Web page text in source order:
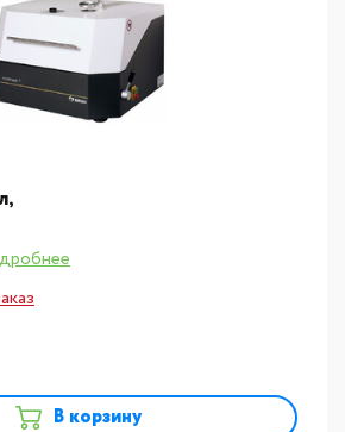
В корзину